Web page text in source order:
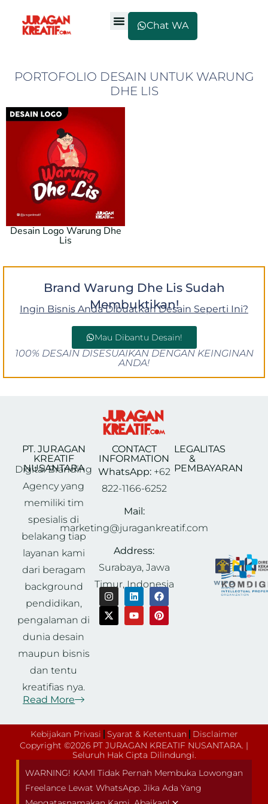
Chat WA
PORTOFOLIO DESAIN UNTUK WARUNG
DHE LIS
Desain Logo Warung Dhe
Lis
Brand Warung Dhe Lis Sudah
Membuktikan!
Ingin Bisnis Anda Dibuatkan Desain Seperti Ini?
Mau Dibantu Desain!
100% DESAIN DISESUAIKAN DENGAN KEINGINAN
ANDA!
PT. JURAGAN
KREATIF
NUSANTARA
Digital Branding
Agency yang
memiliki tim
spesialis di
belakang tiap
layanan kami
dari beragam
background
pendidikan,
pengalaman di
dunia desain
maupun bisnis
dan tentu
kreatifias nya.
Read More
CONTACT
INFORMATION
WhatsApp:+62
822-1166-6252
Mail:
marketing@juragankreatif.com
Address:
Surabaya, Jawa
Timur, Indonesia
LEGALITAS
&
PEMBAYARAN
Kebijakan Privasi Syarat & Ketentuan
Disclaimer
Copyright ©2026 PT JURAGAN KREATIF NUSANTARA. |
Seluruh Hak Cipta Dilindungi.
WARNING! KAMI Tidak Pernah Membuka Lowongan
Freelance Lewat WhatsApp. Jika Ada Yang